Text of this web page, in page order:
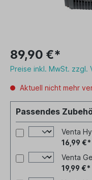
89,90 €*
Preise inkl. MwSt. zzgl.
Aktuell nicht mehr
Passendes
Venta
16,99 €*
Venta
19,99 €*